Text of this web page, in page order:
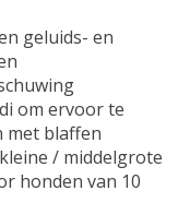
geluids- en
om ervoor te
met blaffen
/ middelgrote
honden van 10